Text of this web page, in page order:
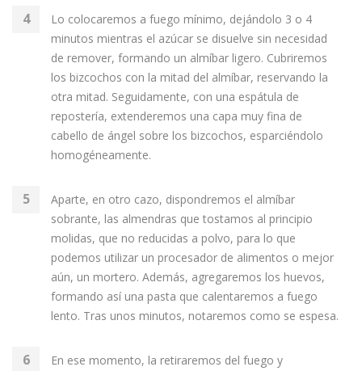
Lo colocaremos a fuego mínimo, dejándolo 3 o 4
minutos mientras el azúcar se disuelve sin necesidad
de remover, formando un almíbar ligero. Cubriremos
los bizcochos con la mitad del almíbar, reservando la
otra mitad. Seguidamente, con una espátula de
repostería, extenderemos una capa muy fina de
cabello de ángel sobre los bizcochos, esparciéndolo
homogéneamente.
Aparte, en otro cazo, dispondremos el almíbar
sobrante, las almendras que tostamos al principio
molidas, que no reducidas a polvo, para lo que
podemos utilizar un procesador de alimentos o mejor
aún, un mortero. Además, agregaremos los huevos,
formando así una pasta que calentaremos a fuego
lento. Tras unos minutos, notaremos como se espesa.
En ese momento, la retiraremos del fuego y